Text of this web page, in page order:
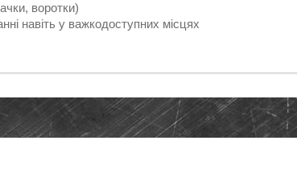
воротки)
навіть у важкодоступних місцях